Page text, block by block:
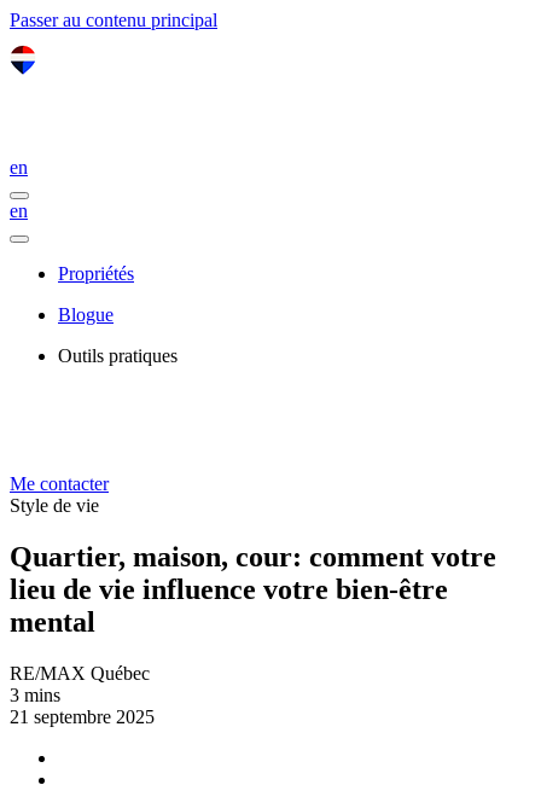
Passer au contenu principal
en
en
Propriétés
Blogue
Outils pratiques
Me contacter
Style de vie
Quartier, maison, cour: comment votre
lieu de vie influence votre bien-être
mental
RE/MAX Québec
3 mins
21 septembre 2025